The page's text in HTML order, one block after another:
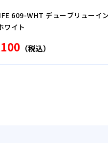
609-WHT デューブリューイン
ワイト
（税込）